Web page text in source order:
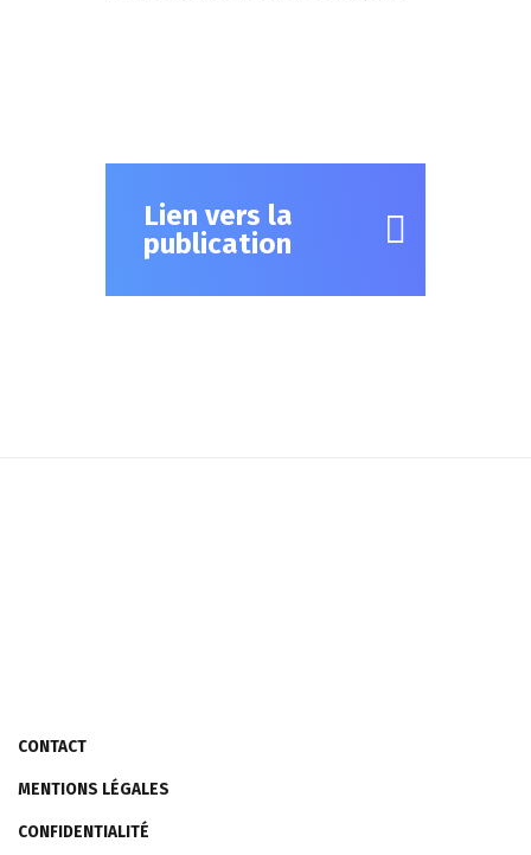
Lien vers la
publication
CONTACT
MENTIONS LÉGALES
CONFIDENTIALITÉ